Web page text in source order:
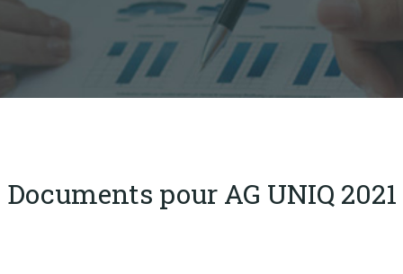
EN
Qui sommes-nous
Produits
Publications
Documents pour AG UNIQ 2021